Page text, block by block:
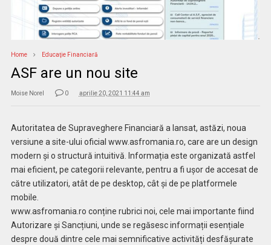
Home Educaţie Financiară
ASF are un nou site
Moise Norel 0 aprilie 20, 2021 11:44 am
Autoritatea de Supraveghere Financiară a lansat, astăzi, noua
versiune a site-ului oficial www.asfromania.ro, care are un design
modern și o structură intuitivă. Informația este organizată astfel
mai eficient, pe categorii relevante, pentru a fi ușor de accesat de
către utilizatori, atât de pe desktop, cât și de pe platformele
mobile.
www.asfromania.ro conține rubrici noi, cele mai importante fiind
Autorizare și Sancțiuni, unde se regăsesc informații esențiale
despre două dintre cele mai semnificative activități desfășurate